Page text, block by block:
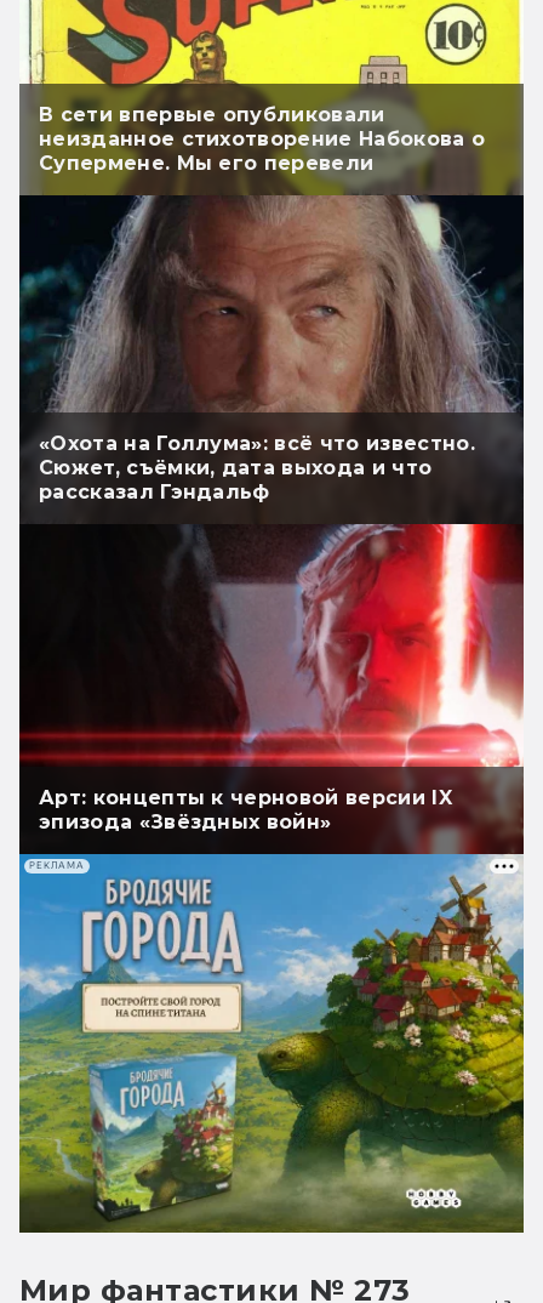
В сети впервые опубликовали
неизданное стихотворение Набокова о
Супермене. Мы его перевели
«Охота на Голлума»: всё что известно.
Сюжет, съёмки, дата выхода и что
рассказал Гэндальф
Арт: концепты к черновой версии IX
эпизода «Звёздных войн»
РЕКЛАМА
Мир фантастики № 273